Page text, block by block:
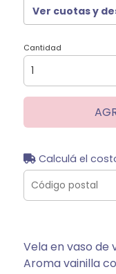
Ver cuotas y
Cantidad
Calculá el
Vela en vaso de
Aroma vainilla